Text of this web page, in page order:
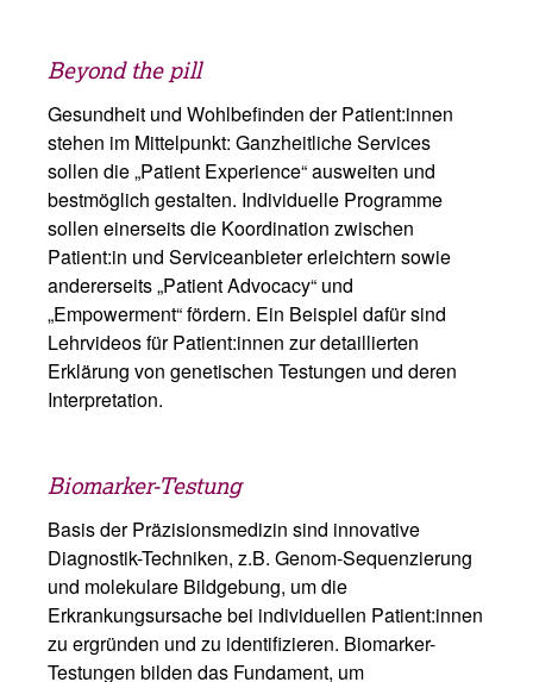
Beyond the pill
Gesundheit und Wohlbefinden der Patient:innen
stehen im Mittelpunkt: Ganzheitliche Services
sollen die „Patient Experience“ ausweiten und
bestmöglich gestalten. Individuelle Programme
sollen einerseits die Koordination zwischen
Patient:in und Serviceanbieter erleichtern sowie
andererseits „Patient Advocacy“ und
„Empowerment“ fördern. Ein Beispiel dafür sind
Lehrvideos für Patient:innen zur detaillierten
Erklärung von genetischen Testungen und deren
Interpretation.
Biomarker-Testung
Basis der Präzisionsmedizin sind innovative
Diagnostik-Techniken, z.B. Genom-Sequenzierung
und molekulare Bildgebung, um die
Erkrankungsursache bei individuellen Patient:innen
zu ergründen und zu identifizieren. Biomarker-
Testungen bilden das Fundament, um